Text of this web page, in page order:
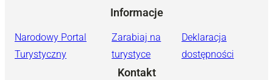
Informacje
Narodowy Portal
Turystyczny
Zarabiaj na
turystyce
Deklaracja
dostępności
Kontakt